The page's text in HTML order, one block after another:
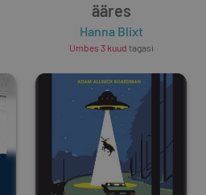
ääres
Hanna Blixt
Umbes 3 kuud tagasi